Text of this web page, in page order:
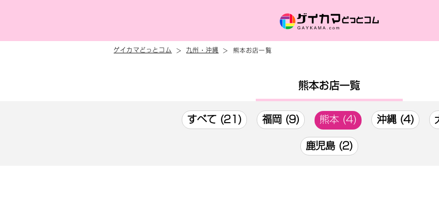
ゲイカマどっとコム 九州・沖縄 熊本お店一覧
熊本お店一覧
すべて (21) 福岡 (9) 熊本 (4) 沖縄 (4)
鹿児島 (2)